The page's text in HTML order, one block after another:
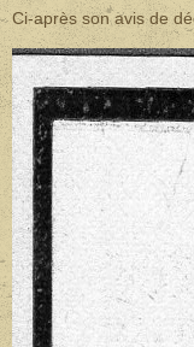
Ci-après son avis de